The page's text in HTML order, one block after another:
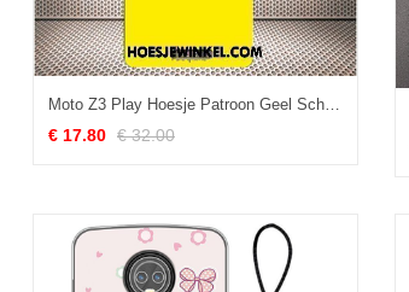
Moto Z3 Play Hoesje Patroon Geel Scheppend, Moto Z3 Play Hoesje Pas Zacht
€ 17.80 € 32.00